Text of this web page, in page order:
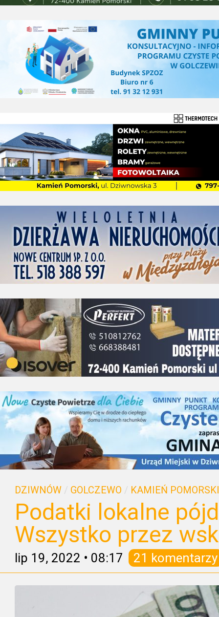
DZIWNÓW / GOLCZEWO / KAMIEŃ POMORSKI
Podatki lokalne
Wszystko przez
lip 19, 2022 • 08:17 21 komentarzy